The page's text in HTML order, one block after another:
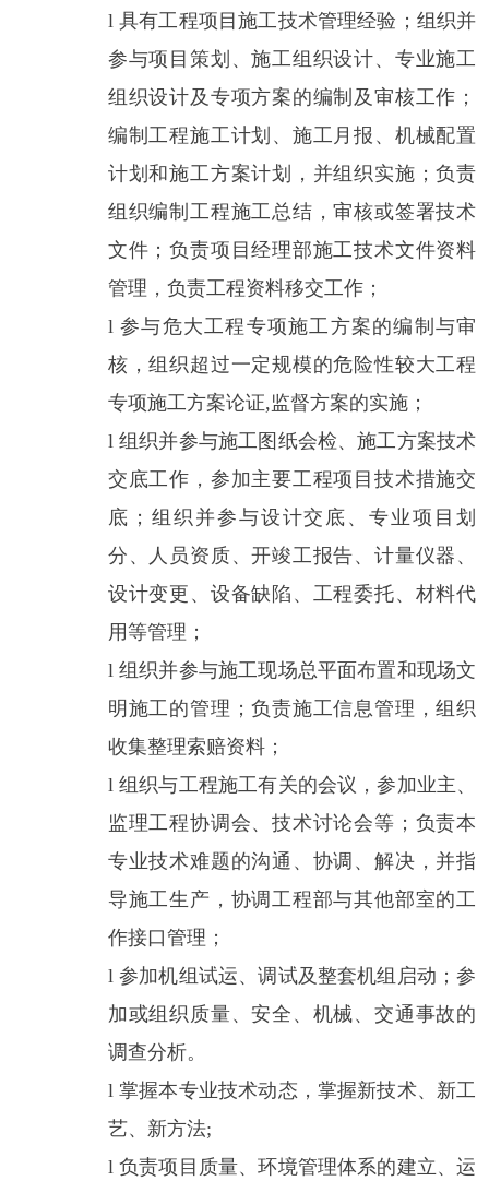
l具有工程项目施工技术管理经验 ； 组织并
参与项目策划、施工组织设计、专业施工
组织设计及专项方案的编制及审核工作；
编制工程施工计划、施工月报、机械配置
计划和施工方案计划，并组织实施；负责
组织编制工程施工总结，审核或签署技术
文件；负责项目经理部施工技术文件资料
管理，负责工程资料移交工作；
l参与危大工程专项施工方案的编制与审
核，组织超过一定规模的危险性较大工程
专项施工方案论证,监督方案的实施；
l组织并参与施工图纸会检、施工方案技术
交底工作，参加主要工程项目技术措施交
底； 组织并参与设计交底、专业项目划
分、人员资质、开竣工报告、计量仪器、
设计变更、设备缺陷、工程委托、材料代
用等管理；
l组织并参与施工现场总平面布置和现场文
明施工的管理；负责施工信息管理，组织
收集整理索赔资料；
l组织与工程施工有关的会议，参加业主、
监理工程协调会、技术讨论会等； 负责本
专业技术难题的沟通、协调、解决，并指
导施工生产， 协调工程部与其他部室的工
作接口管理；
l参加机组试运、调试及整套机组启动；参
加或组织质量、安全、机械、交通事故的
调查分析。
l掌握本专业技术动态，掌握新技术、新工
艺、新方法;
l负责项目质量、环境管理体系的建立、运